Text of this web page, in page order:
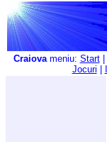
Craiovameniu: Start|
Jocuri